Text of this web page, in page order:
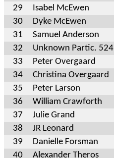
29
Isabel McEwen
30
Dyke McEwen
31
Samuel Anderson
32
Unknown Partic. 524
33
Peter Overgaard
34
Christina Overgaard
35
Peter Larson
36
William Crawforth
37
Julie Grand
38
JR Leonard
39
Danielle Forsman
40
Alexander Theros